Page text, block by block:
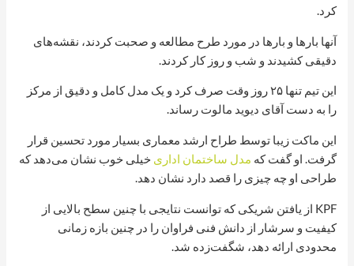
کرد.
آنها بارها و بارها در مورد طرح مطالعه و صحبت کردند، نقشه‌های
دقیقی کشیدند و شب و روز کار کردند.
این تیم تنها ۲۵ روز وقت صرف کرد و یک مدل کامل و دقیق از مرکز
را به دست آقای دیوید مالوت رساند.
این ماکت زیبا توسط طراح ارشد معماری بسیار مورد تحسین قرار
گرفت. او گفت که مدل ساختمان اداری خیلی خوب نشان می‌دهد که
طراحی او چه چیزی را قصد دارد نشان دهد.
KPF از یافتن شریکی که توانست نتایجی با چنین سطح بالایی از
کیفیت و سرشار از دانش فنی فراوان را در چنین بازه زمانی
محدودی ارائه دهد، شگفت‌زده شد.